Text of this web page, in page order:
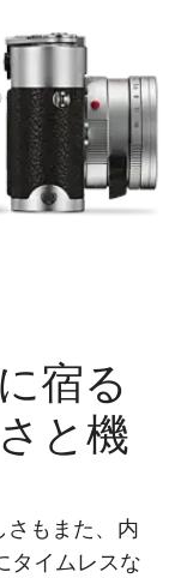
宿る
と機
さもまた、内
タイムレスな